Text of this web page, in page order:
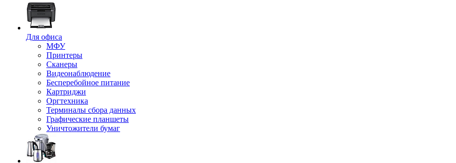
Для офиса
МФУ
Принтеры
Сканеры
Видеонаблюдение
Бесперебойное питание
Картриджи
Оргтехника
Терминалы сбора данных
Графические планшеты
Уничтожители бумаг